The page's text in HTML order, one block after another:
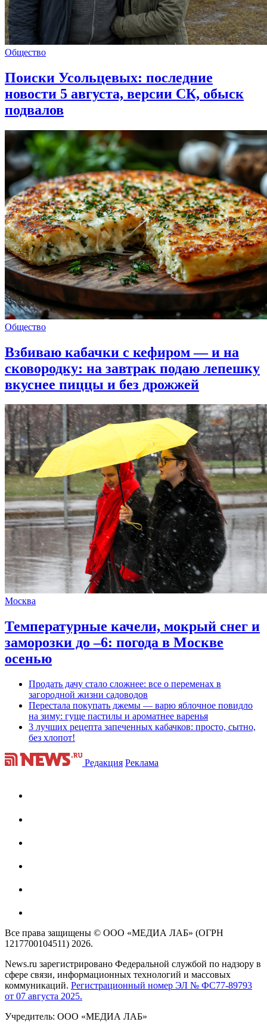
Общество
Поиски Усольцевых: последние
новости 5 августа, версии СК, обыск
подвалов
Общество
Взбиваю кабачки с кефиром — и на
сковородку: на завтрак подаю лепешку
вкуснее пиццы и без дрожжей
Москва
Температурные качели, мокрый снег и
заморозки до –6: погода в Москве
осенью
Продать дачу стало сложнее: все о переменах в
загородной жизни садоводов
Перестала покупать джемы — варю яблочное повидло
на зиму: гуще пастилы и ароматнее варенья
3 лучших рецепта запеченных кабачков: просто, сытно,
без хлопот!
Редакция Реклама
Все права защищены © ООО «МЕДИА ЛАБ» (ОГРН
1217700104511) 2026.
News.ru зарегистрировано Федеральной службой по надзору в
сфере связи, информационных технологий и массовых
коммуникаций. Регистрационный номер ЭЛ № ФС77-89793
от 07 августа 2025.
Учредитель: ООО «МЕДИА ЛАБ»